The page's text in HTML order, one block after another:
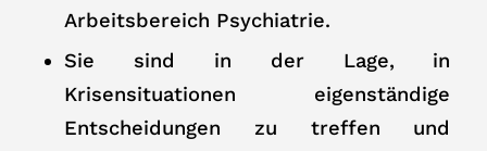
Arbeitsbereich Psychiatrie.
Sie sind in der Lage, in
Krisensituationen eigenständige
Entscheidungen zu treffen und